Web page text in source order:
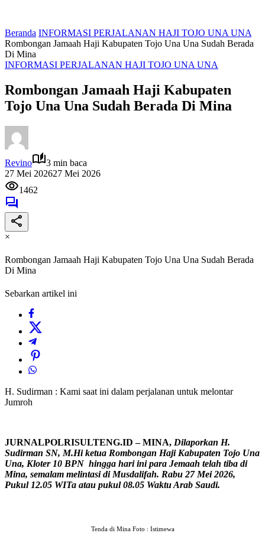
Beranda INFORMASI PERJALANAN HAJI TOJO UNA UNA
Rombongan Jamaah Haji Kabupaten Tojo Una Una Sudah Berada
Di Mina
INFORMASI PERJALANAN HAJI TOJO UNA UNA
Rombongan Jamaah Haji Kabupaten
Tojo Una Una Sudah Berada Di Mina
Revino
3 min baca
27 Mei 202627 Mei 2026
1462
×
Rombongan Jamaah Haji Kabupaten Tojo Una Una Sudah Berada
Di Mina
Sebarkan artikel ini
H. Sudirman : Kami saat ini dalam perjalanan untuk melontar
Jumroh
JURNALPOLRISULTENG.ID – MINA, Dilaporkan H.
Sudirman SN, M.Hi ketua Rombongan Haji Kabupaten Tojo Una
Una, Kloter 10 BPN hingga hari ini para Jemaah telah tiba di
Mina, semalam melintasi di Musdalifah. Rabu 27 Mei 2026,
Pukul 12.05 WITa atau pukul 08.05 Waktu Arab Saudi.
Tenda di Mina Foto : Istimewa